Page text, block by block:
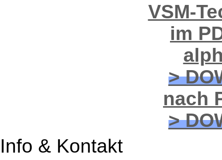
VSM-
im
>
nach
>
Info & Kontakt